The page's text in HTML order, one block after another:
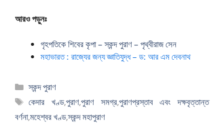
আরও পড়ুনঃ
গৃহপতিকে শিবের কৃপা – স্কন্দ পুরাণ – পৃথ্বীরাজ সেন
মহাভারত : রাজ্যের জন্য জ্ঞাতিযুদ্ধ – ড: আর এম দেবনাথ
বিভাগ
সমূহ
স্কন্দ পুরাণ
ট্যাগ
সমূহ
কেদার খণ্ড,পুরাণ,পুরাণ সমগ্র,পুরাণপ্রস্তাব এবং দক্ষবৃত্তান্ত
বর্ণনা,মহেশ্বর খণ্ড,স্কন্দ মহাপুরাণ